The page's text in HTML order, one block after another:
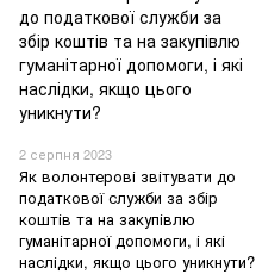
2 серпня 2023
Як волонтерові звітувати до
податкової служби за збір
коштів та на закупівлю
гуманітарної допомоги, і які
наслідки, якщо цього уникнути?